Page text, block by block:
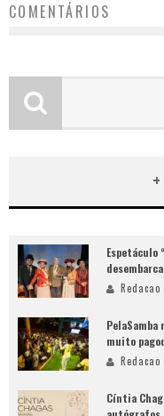
COMENTÁRIOS
Espetáculo
Redacao
muito
Redacao
Cíntia